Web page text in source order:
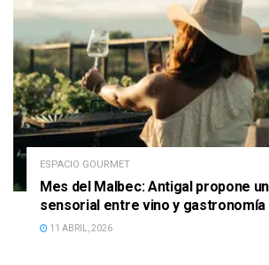
ESPACIO GOURMET
Mes del Malbec: Antigal propone
sensorial entre vino y gastronomía
11 ABRIL, 2026